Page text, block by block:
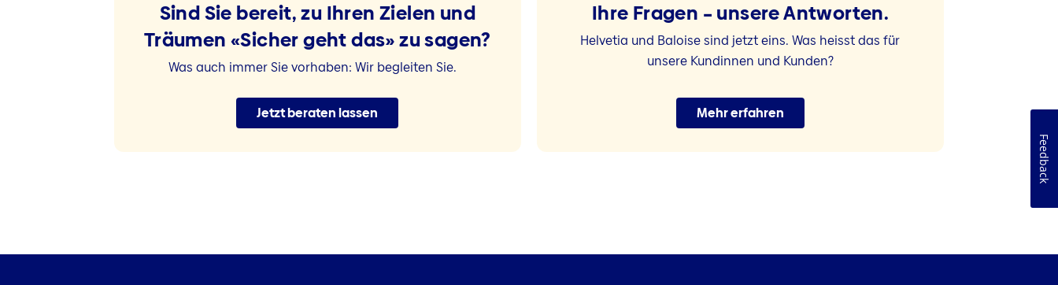
Sind Sie bereit, zu Ihren Zielen und
Träumen «Sicher geht das» zu sagen?
Was auch immer Sie vorhaben: Wir begleiten Sie.
Jetzt beraten lassen
Ihre Fragen – unsere Antworten.
Helvetia und Baloise sind jetzt eins. Was heisst das für
unsere Kundinnen und Kunden?
Mehr erfahren
Feedback